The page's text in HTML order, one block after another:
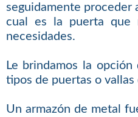
seguidamente proceder
cual es la puerta que
necesidades.
Le brindamos la
tipos de puertas o vallas
Un armazón de metal